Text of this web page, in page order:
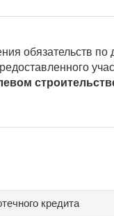
обязательств по
кредита